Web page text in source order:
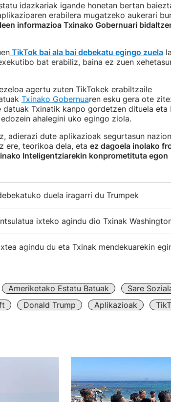
idazkariak igande honetan bertan
erabilera mugatzeko aukerari
informazioa Txinako Gobernuari
TikTok bai ala bai debekatu egingo zuela
bat erabiliz, baina ez zuen
agertu zuten TikTokek erabiltzaile
Txinako Gobernuaren esku gera ote
Txinatik kanpo gordetzen dituela eta
ahalegini uko egingo ziola.
adierazi dute aplikazioak segurtasun
ere, teorikoa dela, eta ez dagoela inolako
Inteligentziarekin konprometituta egon
duela iragarri du Trumpek
ixteko agindu dio Txinak
agindu du eta Txinak mendekuarekin
Ameriketako Estatu Batuak
Sare
Donald Trump Aplikazioak